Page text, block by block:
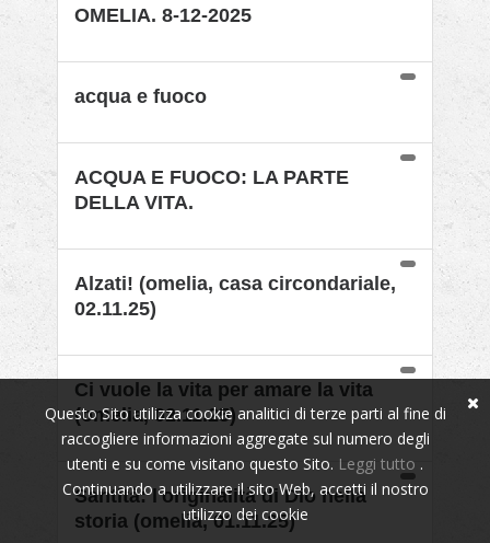
OMELIA. 8-12-2025
acqua e fuoco
ACQUA E FUOCO: LA PARTE
DELLA VITA.
Alzati! (omelia, casa circondariale,
02.11.25)
Ci vuole la vita per amare la vita
(omelia, 02.11.25)
Santità: l'originalità di Dio nella
storia (omelia, 01.11.25)
Questo Sito utilizza cookie analitici di terze parti al fine di
raccogliere informazioni aggregate sul numero degli
utenti e su come visitano questo Sito. Leggi tutto .
Continuando a utilizzare il sito Web, accetti il nostro
utilizzo dei cookie